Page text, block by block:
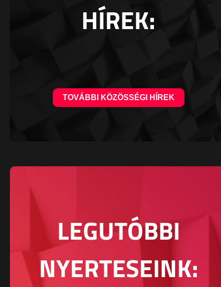
HÍREK:
TOVÁBBI KÖZÖSSÉGI HÍREK
LEGUTÓBBI
NYERTESEINK: